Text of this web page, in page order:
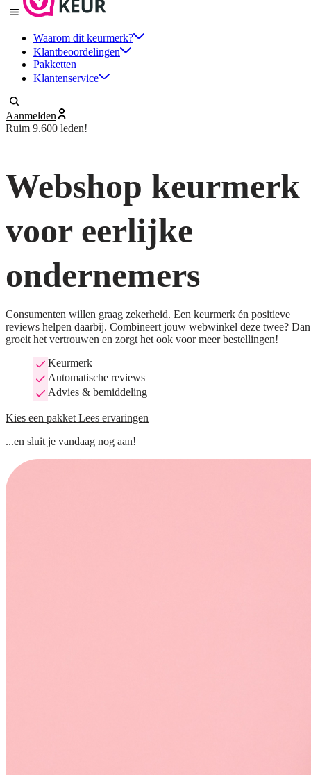
Waarom dit keurmerk?
Klantbeoordelingen
Pakketten
Klantenservice
Aanmelden
Ruim 9.600 leden!
Webshop keurmerk
voor eerlijke
ondernemers
Consumenten willen graag zekerheid. Een keurmerk én positieve
reviews helpen daarbij. Combineert jouw webwinkel deze twee? Dan
groeit het vertrouwen en zorgt het ook voor meer bestellingen!
Keurmerk
Automatische reviews
Advies & bemiddeling
Kies een pakket Lees ervaringen
...en sluit je vandaag nog aan!